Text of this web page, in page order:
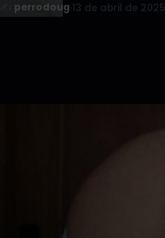
perrodoug 13 de abril de 2025